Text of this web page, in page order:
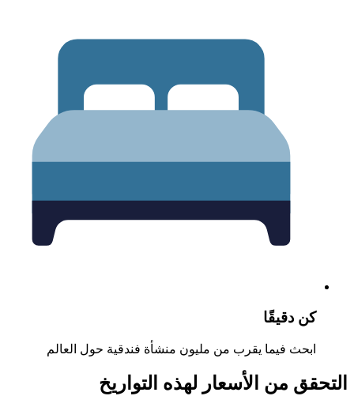
دقيقًا
فيما يقرب من مليون منشأة فندقية حول العالم
من الأسعار لهذه التواريخ